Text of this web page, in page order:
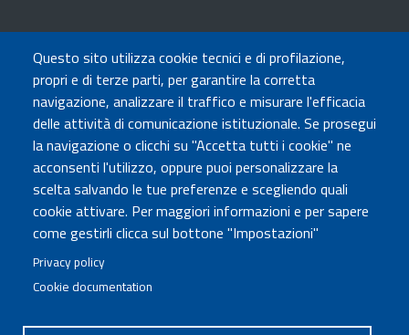
Questo sito utilizza cookie tecnici e di profilazione,
propri e di terze parti, per garantire la corretta
navigazione, analizzare il traffico e misurare l'efficacia
delle attività di comunicazione istituzionale. Se prosegui
la navigazione o clicchi su "Accetta tutti i cookie" ne
acconsenti l'utilizzo, oppure puoi personalizzare la
scelta salvando le tue preferenze e scegliendo quali
cookie attivare. Per maggiori informazioni e per sapere
come gestirli clicca sul bottone "Impostazioni"
Privacy policy
Cookie documentation
TRASPARENZA
Amministrazione Trasparente
Atti di notifica
Albo online
Concorsi
COMUNICA CON NOI
Urp
Posta elettronica certificata
Sedi e contatti
Governo Italiano